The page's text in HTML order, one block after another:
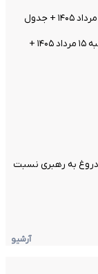
قیمت بیت کوین و ارز‌های دیجیتال امروز پنجشنبه ۱۵ مرداد ۱۴۰۵ +
دروغ به رهبری نسبت
آرشیو